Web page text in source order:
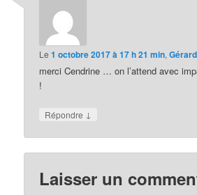
Le1 octobre 2017 à 17 h 21 min,Gérard
merci Cendrine … on l’attend avec
!
Répondre ↓
Laisser un